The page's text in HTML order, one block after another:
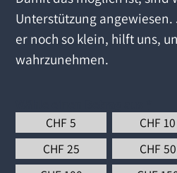
Unterstützung
er noch so klein, hilft uns,
wahrzunehmen.
CHF 5 CHF 10
CHF 25 CHF 50